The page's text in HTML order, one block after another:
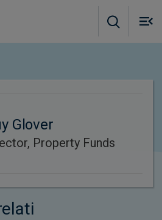
Glover
Property Funds